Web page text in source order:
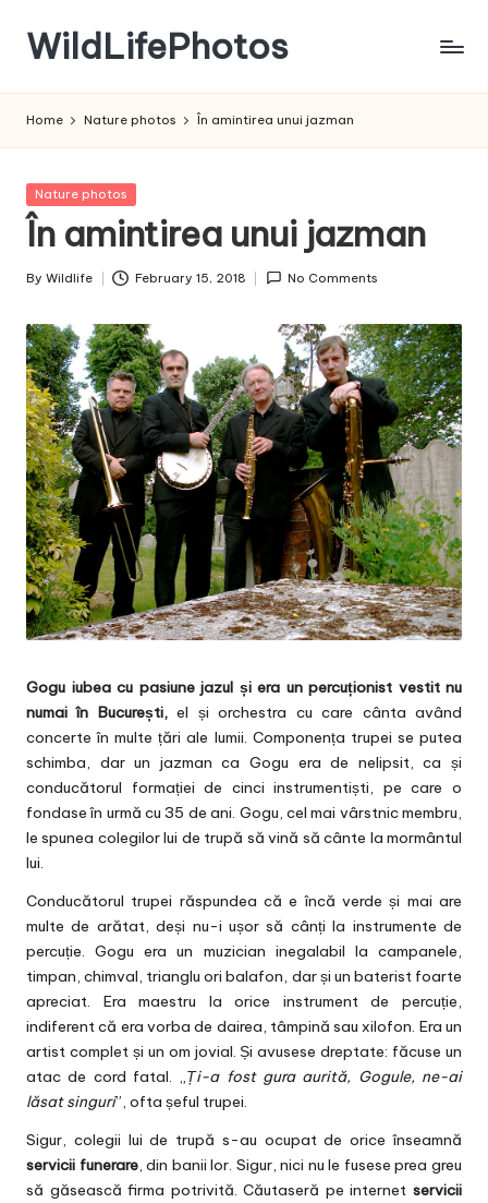
Skip
content
WildLifePhotos
its
Home Nature photos În amintirea unui jazman
Posted
in
Nature photos
În amintirea unui jazman
Posted
By Wildlife February 15, 2018 No Comments
Gogu iubea cu pasiune jazul și era un percuționist vestit nu
numai în București,el și orchestra cu care cânta având
concerte în multe țări ale lumii. Componența trupei se putea
schimba, dar un jazman ca Gogu era de nelipsit, ca și
conducătorul formației de cinci instrumentiști, pe care o
fondase în urmă cu 35 de ani. Gogu, cel mai vârstnic membru,
le spunea colegilor lui de trupă să vină să cânte la mormântul
lui.
Conducătorul trupei răspundea că e încă verde și mai are
multe de arătat, deși nu-i ușor să cânți la instrumente de
percuție. Gogu era un muzician inegalabil la campanele,
timpan, chimval, trianglu ori balafon, dar și un baterist foarte
apreciat. Era maestru la orice instrument de percuție,
indiferent că era vorba de dairea, tâmpină sau xilofon. Era un
artist complet și un om jovial. Și avusese dreptate: făcuse un
atac de cord fatal. „Ți-a fost gura aurită, Gogule, ne-ai
lăsat singuri”, ofta șeful trupei.
Sigur, colegii lui de trupă s-au ocupat de orice înseamnă
servicii funerare, din banii lor. Sigur, nici nu le fusese prea greu
să găsească firma potrivită. Căutaseră pe internet servicii